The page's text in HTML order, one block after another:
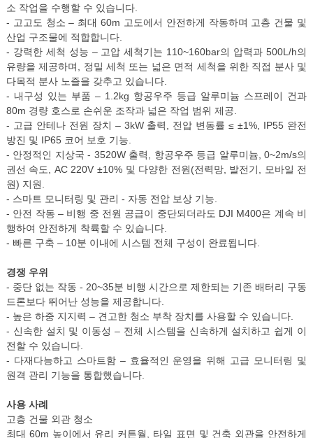
소 작업을 수행할 수 있습니다.
- 고고도 청소 – 최대 60m 고도에서 안전하게 작동하며 고층 건물 및
산업 구조물에 적합합니다.
- 강력한 세척 성능 – 고압 세척기는 110~160bar의 압력과 500L/h의
유량을 제공하며, 정밀 세척 또는 넓은 면적 세척을 위한 직접 분사 및
다목적 분사 노즐을 갖추고 있습니다.
- 내구성 있는 부품 – 1.2kg 항공우주 등급 알루미늄 스프레이 건과
80m 경량 호스로 손쉬운 조작과 넓은 작업 범위 제공.
- 고급 안테나 전원 장치 – 3kW 출력, 전압 변동률 ≤ ±1%, IP55 완전
방진 및 IP65 코어 보호 기능.
- 안정적인 지상국 - 3520W 출력, 항공우주 등급 알루미늄, 0~2m/s의
권선 속도, AC 220V ±10% 및 다양한 전원(전력망, 발전기, 모바일 전
원) 지원.
- 스마트 모니터링 및 관리 - 자동 전압 보상 기능.
- 안전 작동 – 비행 중 전원 공급이 중단되더라도 DJI M400은 계속 비
행하여 안전하게 착륙할 수 있습니다.
- 빠른 구축 – 10분 이내에 시스템 전체 구성이 완료됩니다.
경쟁 우위
- 중단 없는 작동 - 20~35분 비행 시간으로 제한되는 기존 배터리 구동
드론보다 뛰어난 성능을 제공합니다.
- 높은 하중 지지력 – 견고한 청소 부착 장치를 사용할 수 있습니다.
- 신속한 설치 및 이동성 – 전체 시스템을 신속하게 설치하고 쉽게 이
전할 수 있습니다.
- 다재다능하고 스마트함 – 효율적인 운영을 위해 고급 모니터링 및
원격 관리 기능을 통합했습니다.
사용 사례
고층 건물 외관 청소
최대 60m 높이에서 유리 커튼월, 타일 표면 및 건축 외관을 안전하게